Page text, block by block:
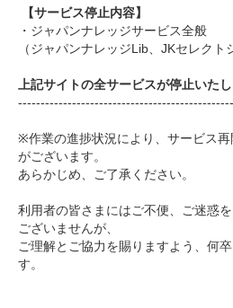
【サービス停止内容】
・ジャパンナレッジサービス全般
（ジャパンナレッジLib、JKセレクト
上記サイトの全サービスが停止いたし
------------------------------
※作業の進捗状況により、 サービス
がございます。
あらかじめ、ご了承ください。
利用者の皆さまにはご不便、
ご迷惑
ございませんが、
ご理解とご協力を賜りますよう、 何
す。